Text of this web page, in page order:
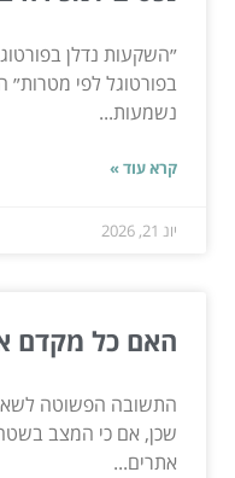
״השקעות נדלן
בפורטוגל לפי מטרות״
נשמעות...
קרא עוד »
יונ 21, 2026
האם כל מקדם
התשובה הפשוטה
שכן, אם כי המצב
אתרים...